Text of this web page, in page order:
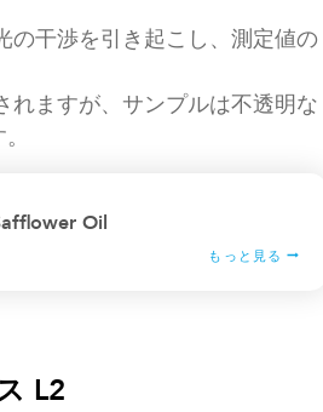
の干渉を引き起こし、測定値の
れますが、サンプルは不透明な
Oil
もっと見る
L2